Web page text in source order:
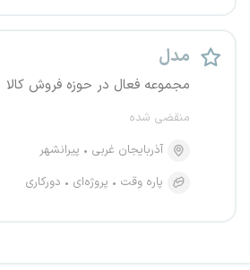
مدل
مجموعه فعال در حوزه فروش کالا
منقضی شده
آذربایجان غربی
پیرانشهر
پاره وقت
پروژه‌ای دورکاری